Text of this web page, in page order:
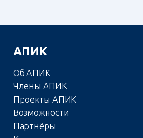
АПИК
Об АПИК
Члены АПИК
Проекты АПИК
Возможности
Партнёры